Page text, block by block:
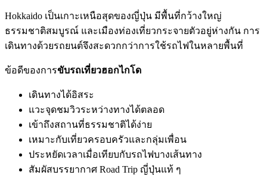
Hokkaido เป็นเกาะเหนือสุดของญี่ปุ่น มีพื้นที่กว้างใหญ่
ธรรมชาติสมบูรณ์ และเมืองท่องเที่ยวกระจายตัวอยู่ห่างกัน การ
เดินทางด้วยรถยนต์จึงสะดวกกว่าการใช้รถไฟในหลายพื้นที่
ข้อดีของการขับรถเที่ยวฮอกไกโด
เดินทางได้อิสระ
แวะจุดชมวิวระหว่างทางได้ตลอด
เข้าถึงสถานที่ธรรมชาติได้ง่าย
เหมาะกับเที่ยวครอบครัวและกลุ่มเพื่อน
ประหยัดเวลาเมื่อเทียบกับรถไฟบางเส้นทาง
สัมผัสบรรยากาศ Road Trip ญี่ปุ่นแท้ ๆ